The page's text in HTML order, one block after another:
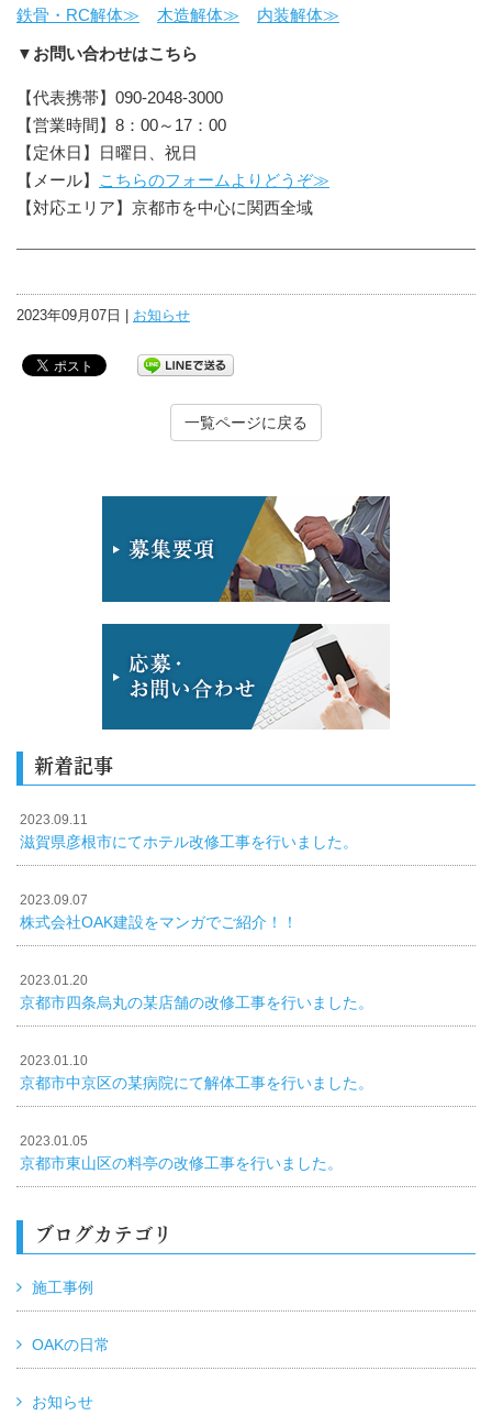
鉄骨・RC解体≫ 木造解体≫ 内装解体≫
▼お問い合わせはこちら
【代表携帯】090-2048-3000
【営業時間】8：00～17：00
【定休日】日曜日、祝日
【メール】
こちらのフォームよりどうぞ≫
【対応エリア】京都市を中心に関西全域
2023年09月07日 | お知らせ
一覧ページに戻る
新着記事
2023.09.11
滋賀県彦根市にてホテル改修工事を行いました。
2023.09.07
株式会社OAK建設をマンガでご紹介！！
2023.01.20
京都市四条烏丸の某店舗の改修工事を行いました。
2023.01.10
京都市中京区の某病院にて解体工事を行いました。
2023.01.05
京都市東山区の料亭の改修工事を行いました。
ブログカテゴリ
施工事例
OAKの日常
お知らせ